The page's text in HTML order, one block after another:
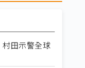
田示警全球